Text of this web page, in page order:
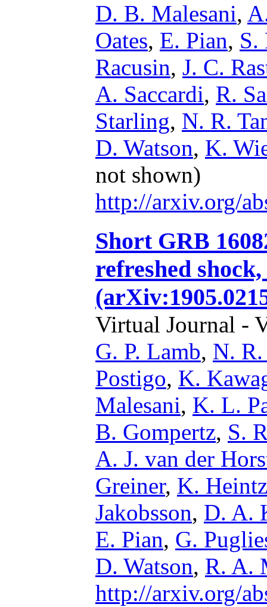
D. B. Malesani,
Oates, E. Pian, S.
Racusin, J. C.
A. Saccardi, R.
Starling, N. R.
D. Watson, K.
not shown)
http://arxiv.org/
Short GRB
refreshed
Virtual Journal -
G. P. Lamb, N.
Postigo, K.
Malesani, K. L.
B. Gompertz, S.
A. J. van der
Greiner, K. Heintz
Jakobsson, D. A.
E. Pian, G.
D. Watson, R. A.
http://arxiv.org/